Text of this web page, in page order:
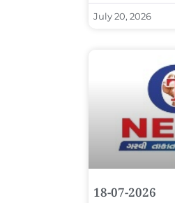
July 20, 2026
18-07-2026